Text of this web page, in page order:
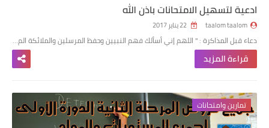
ادعية لتسهيل الامتحانات باذن الله
taalom taalom
دعاء قبل المذاكرة : " اللهم إني أسألك فهم النبيين وحفظ المرسلين والملائكة الم…
قراءة المزيد
تمارين وامتحانات